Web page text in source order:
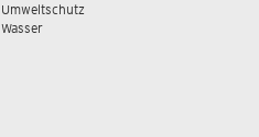
Umweltschutz
Wasser